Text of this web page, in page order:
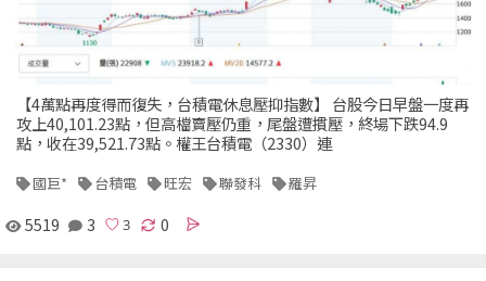
【4萬點再度得而復失，台積電休息壓抑指數】 台股今日早盤一度再
攻上40,101.23點，但高檔賣壓仍重，尾盤遭摜壓，終場下跌94.9
點，收在39,521.73點。權王台積電（2330）連
國巨* 台積電 旺宏 聯發科 羅昇
5519 3 0